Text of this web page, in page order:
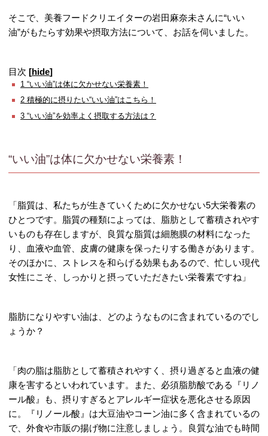
そこで、美養フードクリエイターの岩田麻奈未さんに“いい
油”がもたらす効果や摂取方法について、お話を伺いました。
目次 [hide]
1 “いい油”は体に欠かせない栄養素！
2 積極的に摂りたい“いい油”はこちら！
3 “いい油”を効率よく摂取する方法は？
“いい油”は体に欠かせない栄養素！
「脂質は、私たちが生きていくために欠かせない5大栄養素の
ひとつです。脂質の種類によっては、脂肪として蓄積されやす
いものも存在しますが、良質な脂質は細胞膜の材料になった
り、血液や血管、皮膚の健康を保ったりする働きがあります。
そのほかに、ストレスを和らげる効果もあるので、忙しい現代
女性にこそ、しっかりと摂っていただきたい栄養素ですね」
脂肪になりやすい油は、どのようなものに含まれているのでし
ょうか？
「肉の脂は脂肪として蓄積されやすく、摂り過ぎると血液の健
康を害するといわれています。また、必須脂肪酸である『リノ
ール酸』も、摂りすぎるとアレルギー症状を悪化させる原因
に。『リノール酸』は大豆油やコーン油に多く含まれているの
で、外食や市販の揚げ物に注意しましょう。良質な油でも時間